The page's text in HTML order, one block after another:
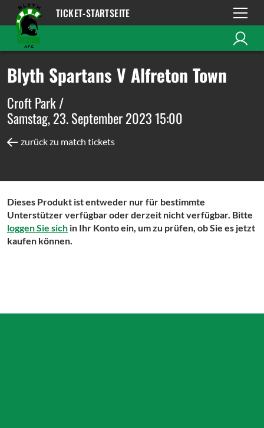
TICKET-STARTSEITE
Blyth Spartans V Alfreton Town
Croft Park /
Samstag, 23. September 2023 15:00
zurück zu match tickets
Dieses Produkt ist entweder nur für bestimmte
Unterstützer verfügbar oder derzeit nicht verfügbar. Bitte
loggen Sie sich in Ihr Konto ein, um zu prüfen, ob Sie es jetzt
kaufen können.